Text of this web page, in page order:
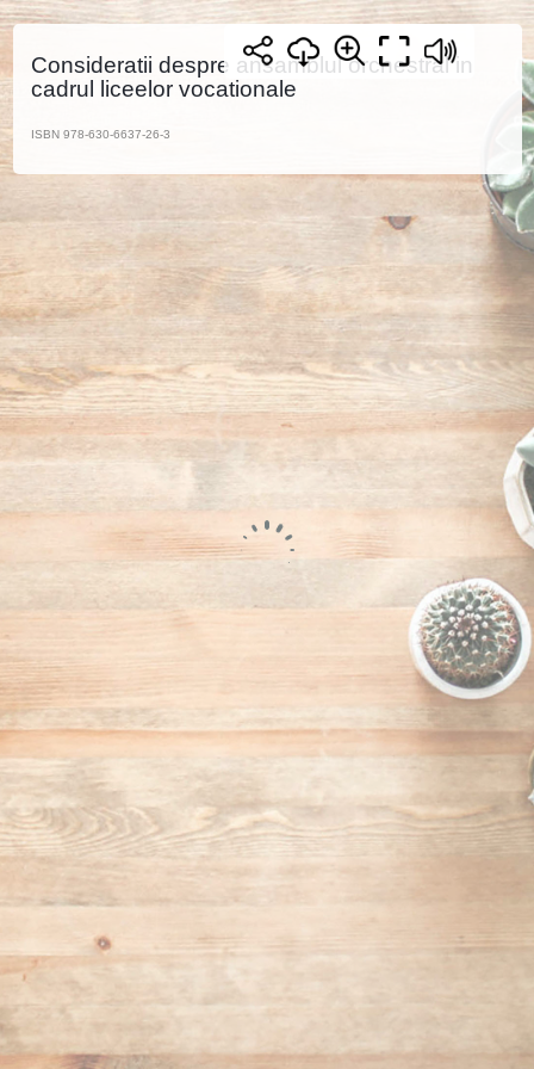
Consideratii despre ansamblul orchestral in
cadrul liceelor vocationale
ISBN 978-630-6637-26-3